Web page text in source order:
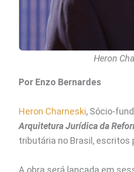
Heron
Por Enzo Bernardes
Heron Charneski, Sócio-
Arquitetura Jurídica da
tributária no Brasil, escritos
A obra será lançada em